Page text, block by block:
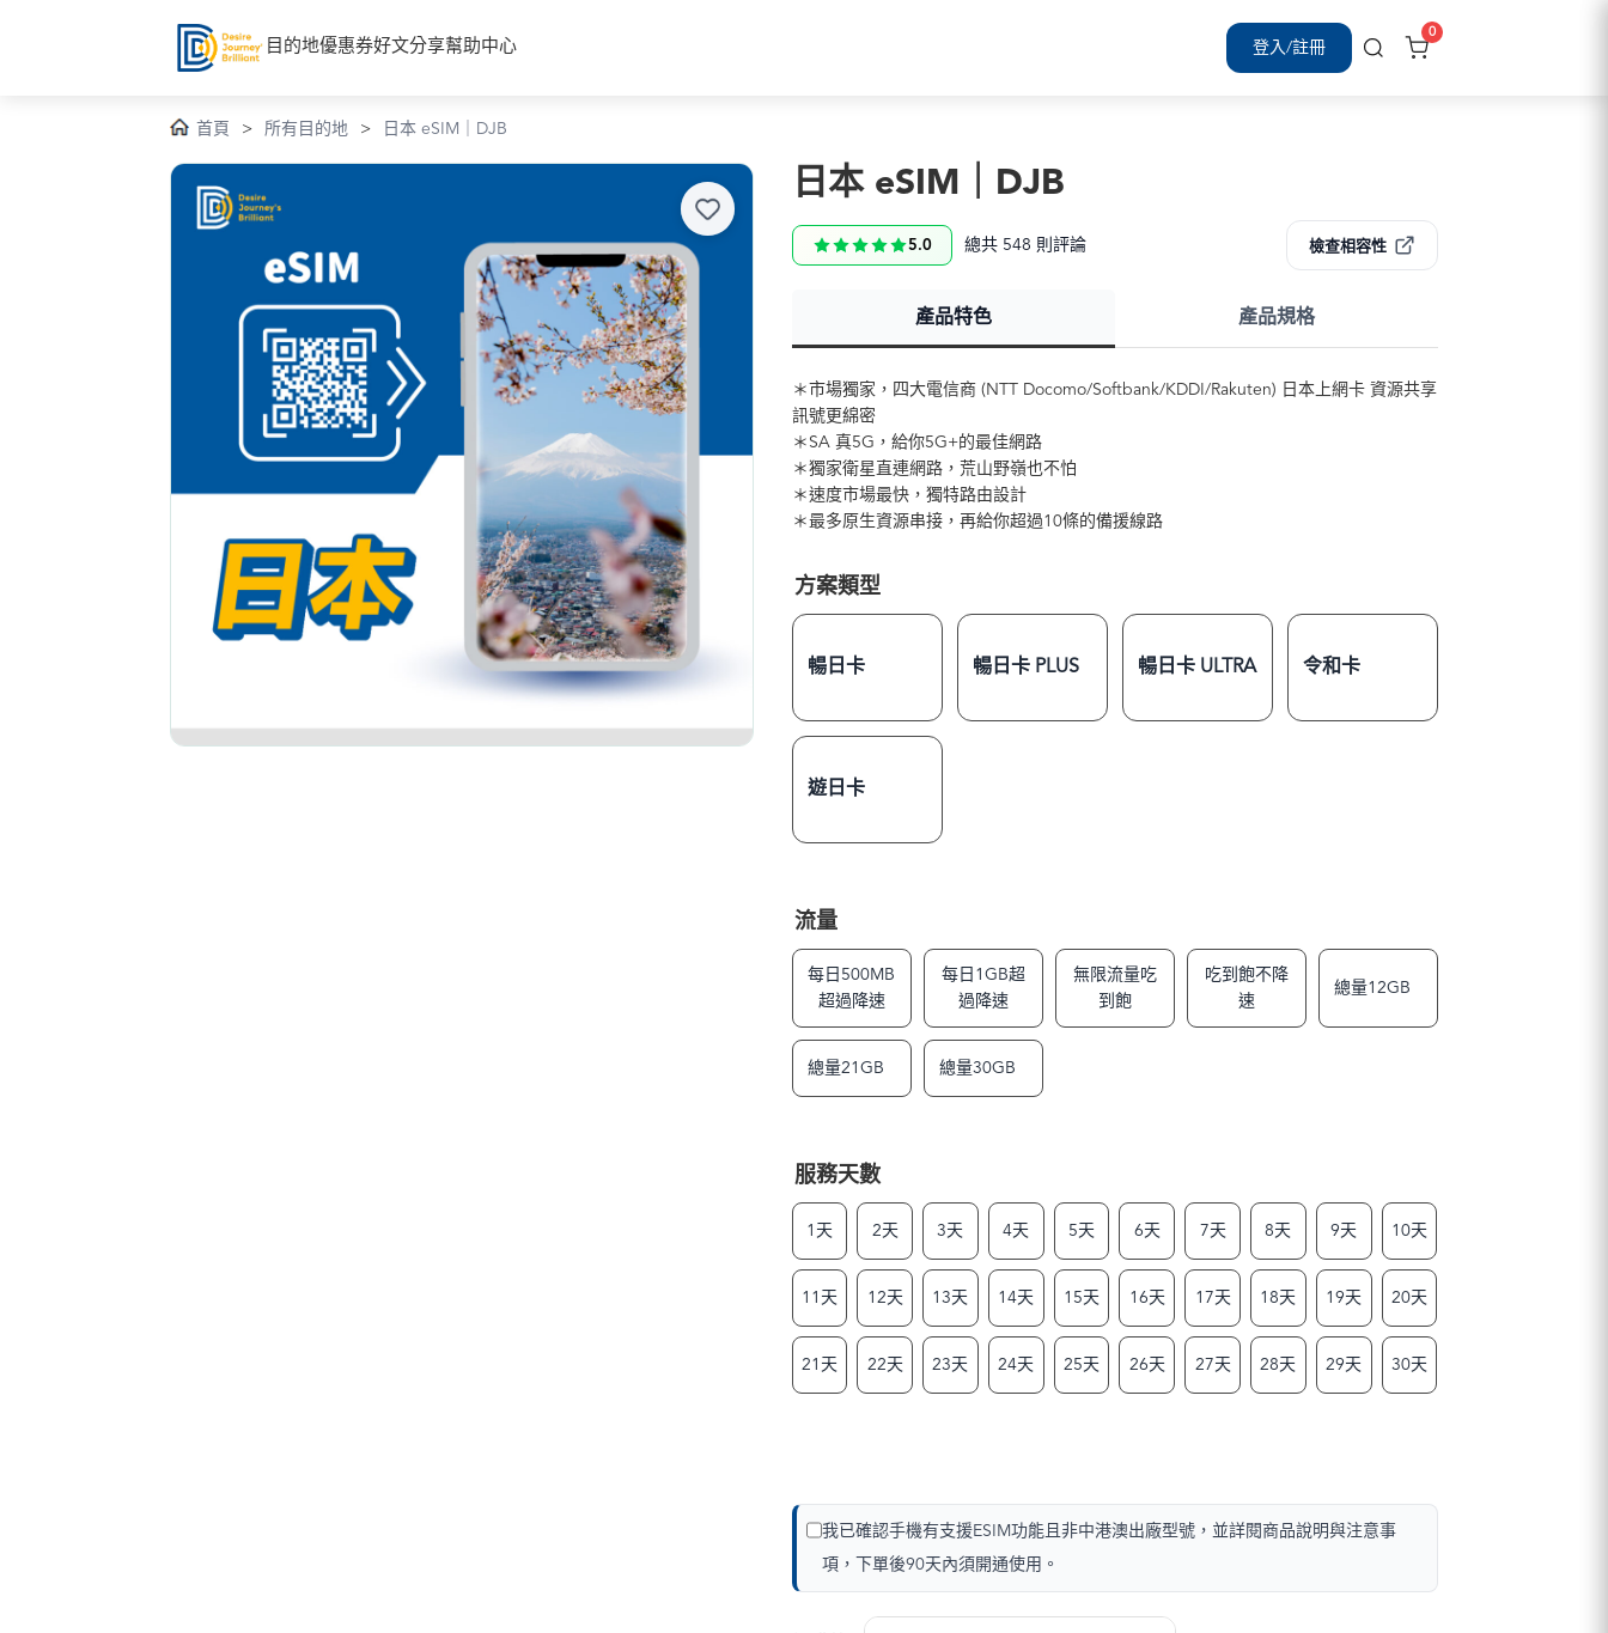
目的地優惠券好文分享幫助中心 登入/註冊
0
首頁 > 所有目的地 > 日本 eSIM｜DJB
日本 eSIM｜DJB
5.0 總共 548 則評論 檢查相容性
產品特色 產品規格
＊市場獨家，四大電信商 (NTT Docomo/Softbank/KDDI/Rakuten) 日本上網卡 資源共享
訊號更綿密
＊SA 真5G，給你5G+的最佳網路
＊獨家衛星直連網路，荒山野嶺也不怕
＊速度市場最快，獨特路由設計
＊最多原生資源串接，再給你超過10條的備援線路
方案類型
暢日卡 暢日卡 PLUS 暢日卡 ULTRA 令和卡
遊日卡
流量
每日500MB
超過降速
每日1GB超
過降速
無限流量吃
到飽
吃到飽不降
速
總量12GB
總量21GB 總量30GB
服務天數
1天 2天 3天 4天 5天 6天 7天 8天 9天 10天
11天 12天 13天 14天 15天 16天 17天 18天 19天 20天
21天 22天 23天 24天 25天 26天 27天 28天 29天 30天
我已確認手機有支援ESIM功能且非中港澳出廠型號，並詳閱商品說明與注意事
項，下單後90天內須開通使用。